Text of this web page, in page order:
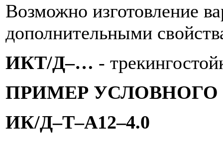
Возможно изготовление
дополнительными
ИКТ/Д–… -
ПРИМЕР УСЛОВНОГО
ИК/Д–Т–А12–4.0